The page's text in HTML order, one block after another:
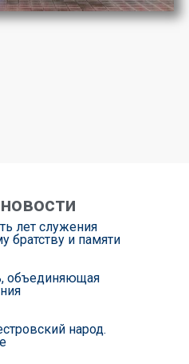
лет служения
братству и памяти
объединяющая
народ.